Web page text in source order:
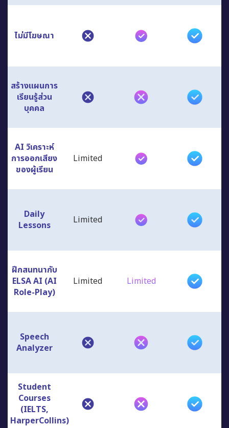
ไม่มีโฆษณา
สร้างแผนการ
เรียนรู้ส่วน
บุคคล
AI วิเคราะห์
การออกเสียง
ของผู้เรียน
Limited
Daily
Lessons
Limited
ฝึกสนทนากับ
ELSA AI (AI
Role-Play)
Limited Limited
Speech
Analyzer
Student
Courses
(IELTS,
HarperCollins)